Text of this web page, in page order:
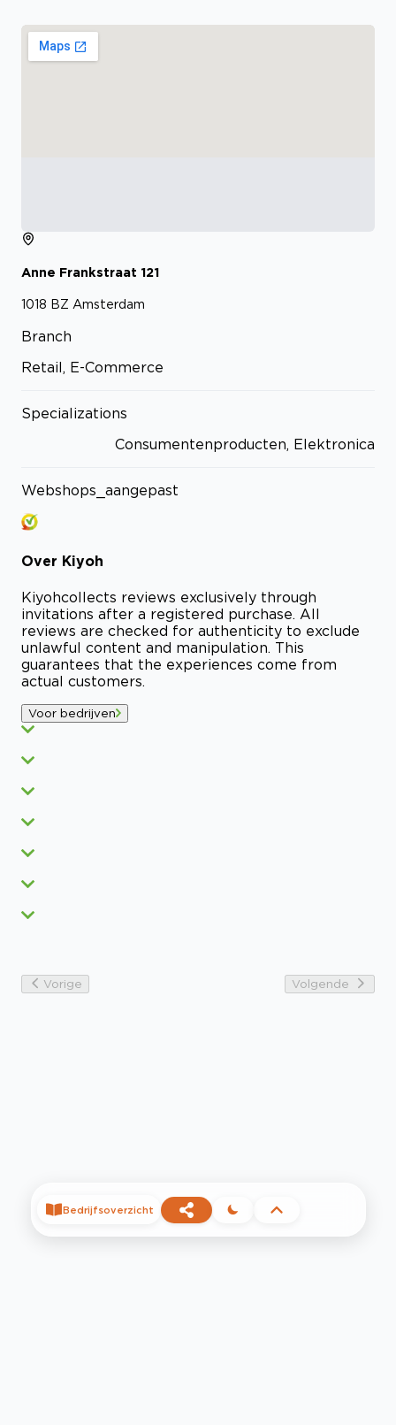
Anne Frankstraat 121
1018 BZ Amsterdam
Branch
Retail, E-Commerce
Specializations
Consumentenproducten, Elektronica
Webshops_aangepast
Over Kiyoh
Kiyohcollects reviews exclusively through
invitations after a registered purchase. All
reviews are checked for authenticity to exclude
unlawful content and manipulation. This
guarantees that the experiences come from
actual customers.
Voor bedrijven
Vorige Volgende
Bedrijfsoverzicht